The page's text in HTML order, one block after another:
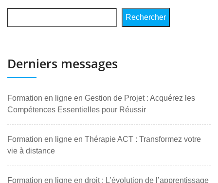
Rechercher
Derniers messages
Formation en ligne en Gestion de Projet : Acquérez les
Compétences Essentielles pour Réussir
Formation en ligne en Thérapie ACT : Transformez votre
vie à distance
Formation en ligne en droit : L’évolution de l’apprentissage